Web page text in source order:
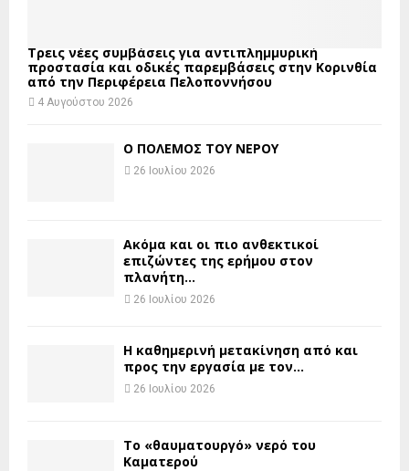
Τρεις νέες συμβάσεις για αντιπλημμυρική
προστασία και οδικές παρεμβάσεις στην Κορινθία
από την Περιφέρεια Πελοποννήσου
4 Αυγούστου 2026
Ο ΠΟΛΕΜΟΣ ΤΟΥ ΝΕΡΟΥ
26 Ιουλίου 2026
Ακόμα και οι πιο ανθεκτικοί
επιζώντες της ερήμου στον
πλανήτη...
26 Ιουλίου 2026
H καθημερινή μετακίνηση από και
προς την εργασία με τον...
26 Ιουλίου 2026
Το «θαυματουργό» νερό του
Καματερού